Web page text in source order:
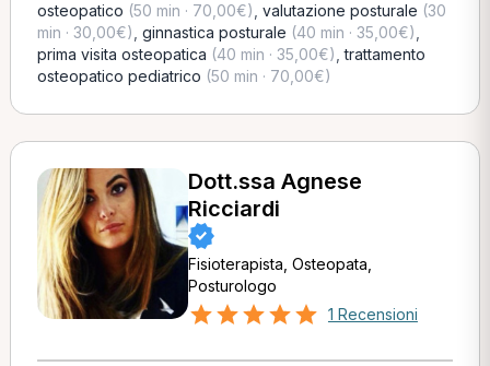
osteopatico (50 min · 70,00€) valutazione posturale (30
min · 30,00€) ginnastica posturale (40 min · 35,00€)
prima visita osteopatica (40 min · 35,00€) ,trattamento
osteopatico pediatrico (50 min · 70,00€)
Dott.ssa Agnese
Ricciardi
Fisioterapista, Osteopata,
Posturologo
1 Recensioni